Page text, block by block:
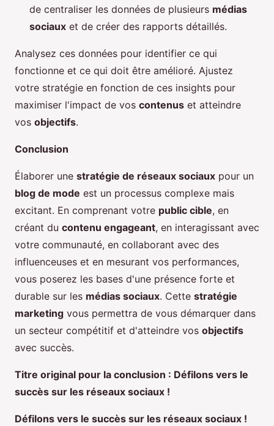
de centraliser les données de plusieurs médias
sociaux et de créer des rapports détaillés.
Analysez ces données pour identifier ce qui
fonctionne et ce qui doit être amélioré. Ajustez
votre stratégie en fonction de ces insights pour
maximiser l'impact de vos contenus et atteindre
vos objectifs.
Conclusion
Élaborer une stratégie de réseaux sociaux pour un
blog de mode est un processus complexe mais
excitant. En comprenant votre public cible, en
créant du contenu engageant, en interagissant avec
votre communauté, en collaborant avec des
influenceuses et en mesurant vos performances,
vous poserez les bases d'une présence forte et
durable sur les médias sociaux. Cette stratégie
marketing vous permettra de vous démarquer dans
un secteur compétitif et d'atteindre vos objectifs
avec succès.
Titre original pour la conclusion : Défilons vers le
succès sur les réseaux sociaux !
Défilons vers le succès sur les réseaux sociaux !